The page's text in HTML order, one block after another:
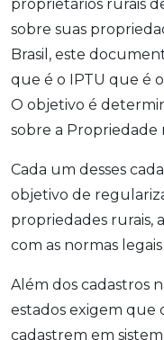
proprietários rurais
sobre suas
Brasil, este
que é o IPTU que é
O objetivo é
sobre a Propriedade
Cada um desses
objetivo de
propriedades rurais,
com as normas
Além dos cadastros
estados exigem que
cadastrem em